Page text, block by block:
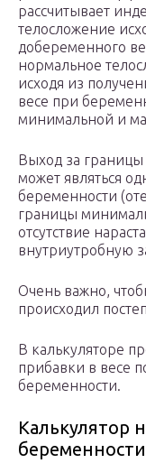
рассчитывает
телосложение
добеременного
нормальное
исходя из
весе при
минимальной и
Выход за
может являться
беременности
границы
отсутствие
внутриутробную
Очень важно,
происходил
В калькуляторе
прибавки в весе
беременности.
Калькулятор
беременности